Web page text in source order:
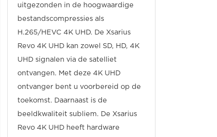
uitgezonden in de hoogwaardige
bestandscompressies als
H.265/HEVC 4K UHD. De Xsarius
Revo 4K UHD kan zowel SD, HD, 4K
UHD signalen via de satelliet
ontvangen. Met deze 4K UHD
ontvanger bent u voorbereid op de
toekomst. Daarnaast is de
beeldkwaliteit subliem. De Xsarius
Revo 4K UHD heeft hardware